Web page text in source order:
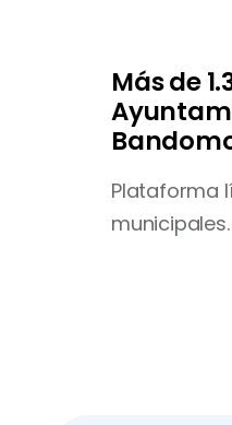
Más de
Plataforma
municipales.